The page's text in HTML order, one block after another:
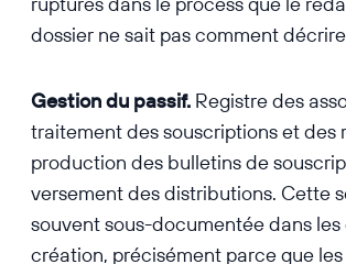
dossier ne sait pas comment
Gestion du passif. Registre des
traitement des souscriptions et des
production des bulletins de
versement des distributions. Cette
souvent sous-documentée dans les
création, précisément parce que